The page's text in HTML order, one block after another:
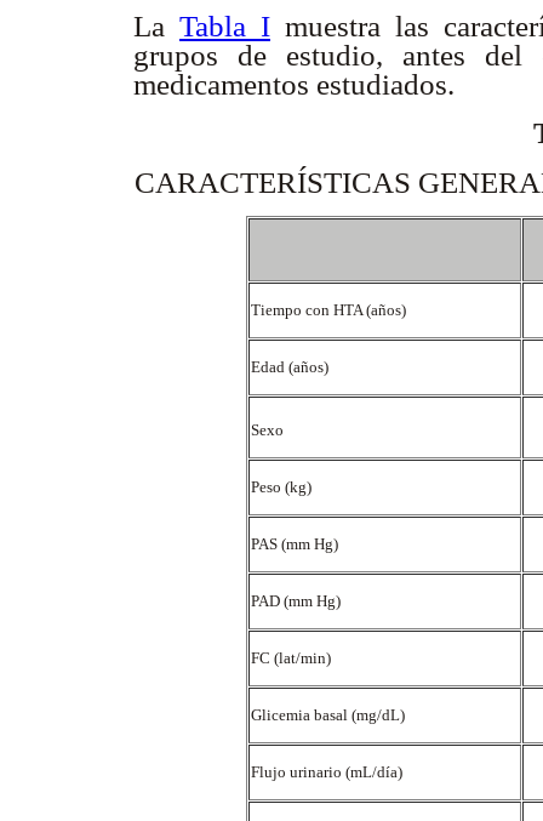
La Tabla I muestra las
grupos de estudio, antes
medicamentos estudiados.
CARACTERÍSTICAS
Tiempo con HTA (años)
Edad (años)
Sexo
Peso (kg)
PAS (mm Hg)
PAD (mm Hg)
FC (lat/min)
Glicemia basal (mg/dL)
Flujo urinario (mL/día)